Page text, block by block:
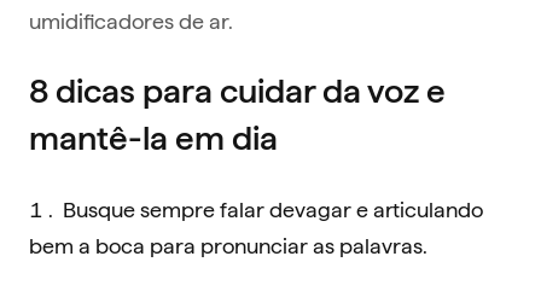
umidificadores de ar.
8 dicas para cuidar da voz e
mantê-la em dia
Busque sempre falar devagar e articulando
bem a boca para pronunciar as palavras.